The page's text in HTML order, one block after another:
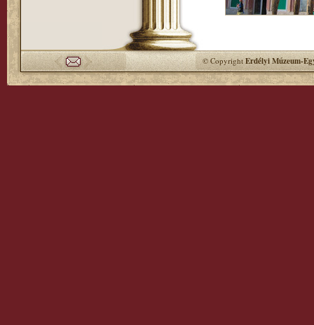
© CopyrightErdélyi Múzeum-